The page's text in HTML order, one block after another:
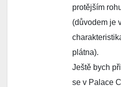
protějším
(důvodem je
plátna).
Ještě bych
se v Palace